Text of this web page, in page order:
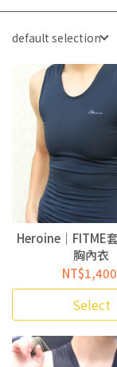
default selection
Heroine｜FITME
胸內衣
NT$1,400
Select